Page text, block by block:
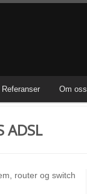
Referanser Om oss
router og switch